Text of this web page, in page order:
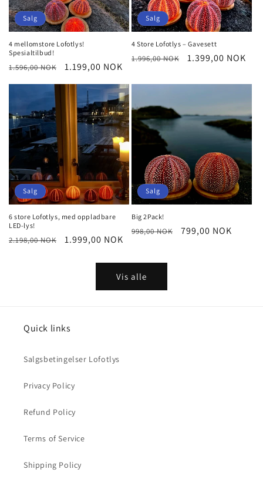
Salg
4 mellomstore Lofotlys!
Spesialtilbud!
Vanlig
1.596,00 NOK Salgspris
1.199,00 NOK
Salg
4 Store Lofotlys – Gavesett
Vanlig
1.996,00 NOK Salgspris
1.399,00 NOK
Salg
6 store Lofotlys, med oppladbare
LED-lys!
Vanlig
2.198,00 NOK Salgspris
1.999,00 NOK
Salg
Big 2Pack!
Vanlig
998,00 NOK Salgspris
799,00 NOK
Vis alle
Quick links
Salgsbetingelser Lofotlys
Privacy Policy
Refund Policy
Terms of Service
Shipping Policy